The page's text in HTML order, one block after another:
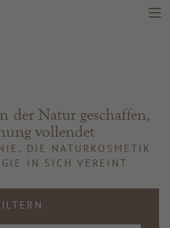
der Natur geschaffen,
vollendet
DIE NATURKOSMETIK
IN SICH VEREINT